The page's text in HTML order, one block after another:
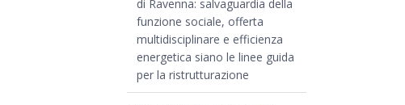
di Ravenna: salvaguardia della
funzione sociale, offerta
multidisciplinare e efficienza
energetica siano le linee guida
per la ristrutturazione